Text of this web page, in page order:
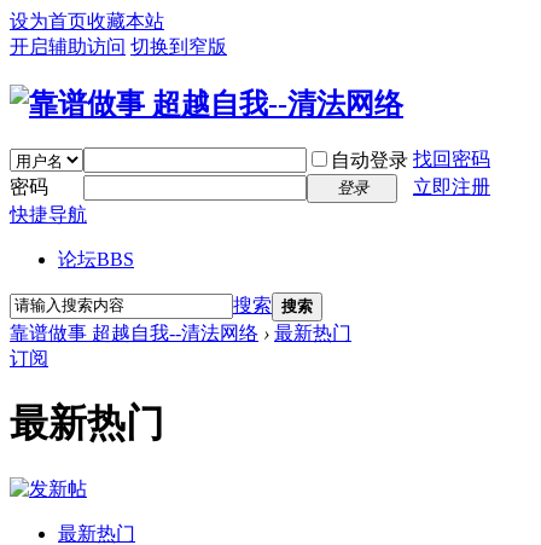
设为首页收藏本站
开启辅助访问 切换到窄版
自动登录 找回密码
密码
登录
立即注册
快捷导航
论坛BBS
搜索 搜索
靠谱做事 超越自我--清法网络 › 最新热门
订阅
最新热门
最新热门